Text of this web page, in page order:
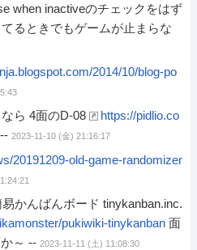
when inactiveのチェックをはず
るときでもゲームが止まらな
2014/10/blog-po
ら 4面のD-08
https://pidlio.co
-- 2023-11-10 (金) 21:16:17
20191209-old-game-randomizer
かんばんボード tinykanban.inc.
pukiwiki-tinykanban 面
～ -- 2023-11-11 (土) 11:08:30